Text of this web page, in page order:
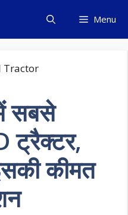
Menu
सबसे
ट्रैक्टर,
कीमत